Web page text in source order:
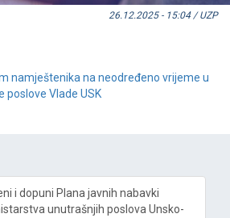
26.12.2025 - 15:04 / UZP
namještenika na neodređeno vrijeme u
poslove Vlade USK
i dopuni Plana javnih nabavki
unutrašnjih poslova Unsko-